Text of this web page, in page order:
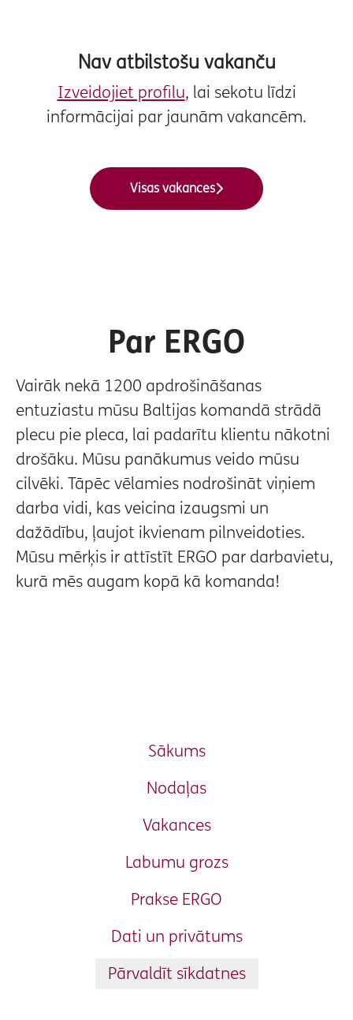
Nav atbilstošu vakanču
Izveidojiet profilu, lai sekotu līdzi
informācijai par jaunām vakancēm.
Visas vakances
Par ERGO
Vairāk nekā 1200 apdrošināšanas
entuziastu mūsu Baltijas komandā strādā
plecu pie pleca, lai padarītu klientu nākotni
drošāku. Mūsu panākumus veido mūsu
cilvēki. Tāpēc vēlamies nodrošināt viņiem
darba vidi, kas veicina izaugsmi un
dažādību, ļaujot ikvienam pilnveidoties.
Mūsu mērķis ir attīstīt ERGO par darbavietu,
kurā mēs augam kopā kā komanda!
Sākums
Nodaļas
Vakances
Labumu grozs
Prakse ERGO
Dati un privātums
Pārvaldīt sīkdatnes